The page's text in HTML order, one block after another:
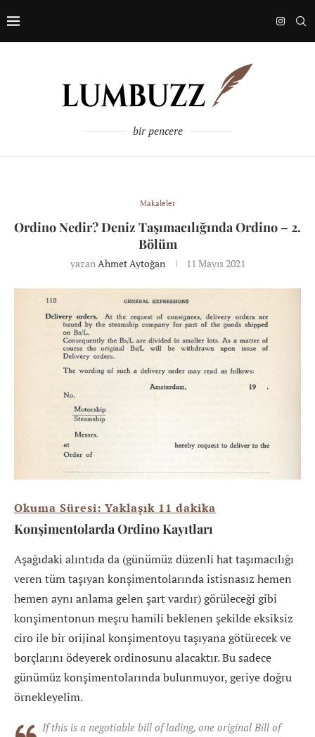
bir pencere
Makaleler
Ordino Nedir? Deniz Taşımacılığında Ordino – 2.
Bölüm
yazanAhmet Aytoğan 11 Mayıs 2021
Okuma Süresi: Yaklaşık 11 dakika
Konşimentolarda Ordino Kayıtları
Aşağıdaki alıntıda da (günümüz düzenli hat taşımacılığı
veren tüm taşıyan konşimentolarında istisnasız hemen
hemen aynı anlama gelen şart vardır) görüleceği gibi
konşimentonun meşru hamili beklenen şekilde eksiksiz
ciro ile bir orijinal konşimentoyu taşıyana götürecek ve
borçlarını ödeyerek ordinosunu alacaktır. Bu sadece
günümüz konşimentolarında bulunmuyor, geriye doğru
örnekleyelim.
If this is a negotiable bill of lading, one original Bill of